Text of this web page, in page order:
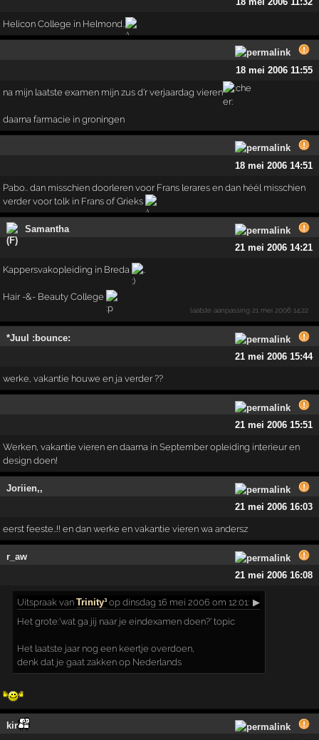
Helicon College in Helmond..
18 mei 2006 11:55
na mijn laatste examen mijn zus d'r verjaardag vieren
daarna farmacie in groningen
18 mei 2006 14:51
Pabo.. dan misschien doorleren voor Frans lerares en dan héél misschien
verder voor tolk in Frans of Grieks
Samantha
21 mei 2006 14:21
Kappersvakopleiding in Breda ..
Hair -&- Beauty College
laatste aanpassing 21 mei 2006 14:22
*Juul :bounce:
21 mei 2006 15:44
werke, vakantie houwe en ja verder ??
21 mei 2006 15:51
Werken, vakantie vieren en daarna in September opleiding interieur en
design doen!
Joriien,,
21 mei 2006 16:03
eerst feeste..!! en dan werke en vakantie vieren wa andersz
r_aw
21 mei 2006 16:08
Uitspraak vanTrinity³ op dinsdag 16 mei 2006 om 12:01: ▶
Het grote:'wat ga jij naar je eindexamen doen?' topic
Het laatste jaar nog een keertje overdoen,
denk dat je gaat zakken op Nederlands
kir